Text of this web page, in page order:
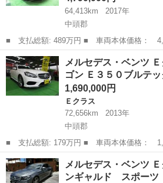
64,413km
2017年
中頭郡
■ 支払総額: 489万円 ■ 車両本体価格： 4,790,000 円 ■ メーカー
名： メルセデス・ベンツ ■ 車種名：
ＧＬＥ３５０ｄ クーペＡＭＧスポーツパ
＆フルセグ...
沖縄 中頭郡 ベンツ（メルセデス）
メルセデス・ベンツ
ゴン Ｅ３５０ブルテ
1,690,000円
Ｅクラス
72,656km
2013年
中頭郡
■ 支払総額: 179万円 ■ 車両本体価格： 1,690,000 円 ■ メーカー
名： メルセデス・ベンツ ■ 車種名： Ｅク
ン ■ グレード名： Ｅ３５０ブルテックス
ギャルド３...
沖縄 中頭郡 Ｅクラス
メルセデス・ベンツ
ンギャルド スポーツ